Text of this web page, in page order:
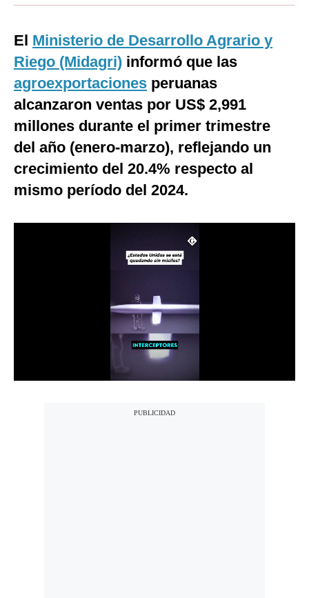
Mundo
EEUU
México
España
Tecnología
Club del Suscriptor
El Ministerio de Desarrollo Agrario y
Riego (Midagri) informó que las
agroexportaciones peruanas
alcanzaron ventas por US$ 2,991
millones durante el primer trimestre
del año (enero-marzo), reflejando un
crecimiento del 20.4% respecto al
mismo período del 2024.